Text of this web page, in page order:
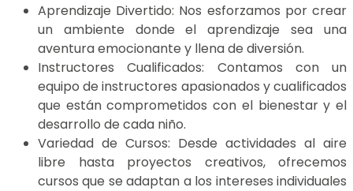
Aprendizaje Divertido: Nos esforzamos por crear
un ambiente donde el aprendizaje sea una
aventura emocionante y llena de diversión.
Instructores Cualificados: Contamos con un
equipo de instructores apasionados y cualificados
que están comprometidos con el bienestar y el
desarrollo de cada niño.
Variedad de Cursos: Desde actividades al aire
libre hasta proyectos creativos, ofrecemos
cursos que se adaptan a los intereses individuales